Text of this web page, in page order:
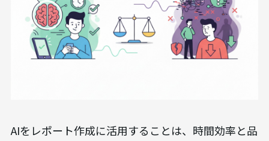
AIをレポート作成に活用することは、時間効率と品